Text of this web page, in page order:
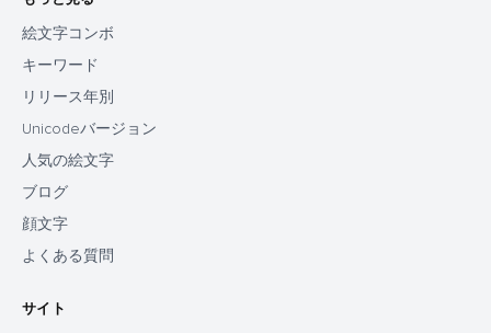
絵文字コンボ
キーワード
リリース年別
Unicodeバージョン
人気の絵文字
ブログ
顔文字
よくある質問
サイト